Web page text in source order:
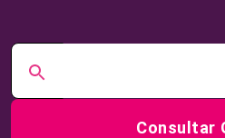
Consultar